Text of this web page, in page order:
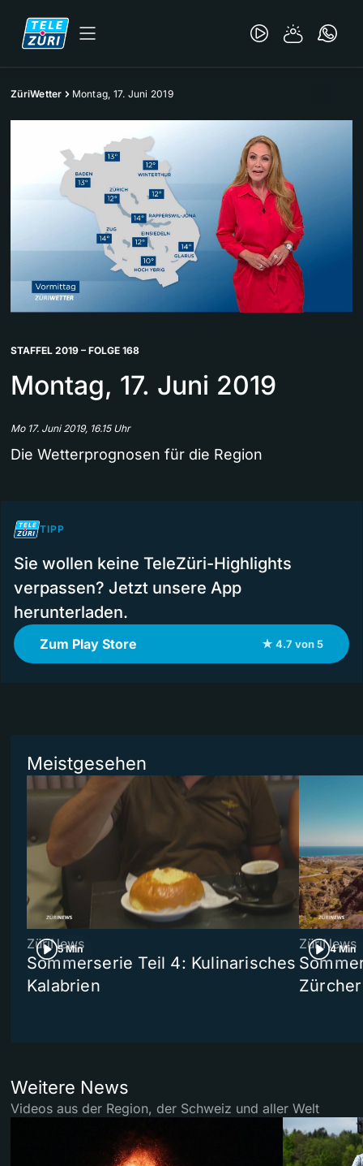
ZüriWetter Montag, 17. Juni 2019
STAFFEL 2019 – FOLGE 168
Montag, 17. Juni 2019
Mo 17. Juni 2019, 16.15 Uhr
Die Wetterprognosen für die Region
TIPP
Sie wollen keine TeleZüri-Highlights
verpassen? Jetzt unsere App
herunterladen.
Zum Play Store ★ 4.7 von 5
Meistgesehen
5 Min
ZüriNews
Sommerserie Teil 4: Kulinarisches
Kalabrien
4 Min
ZüriNews
Weitere News
Videos aus der Region, der Schweiz und aller Welt